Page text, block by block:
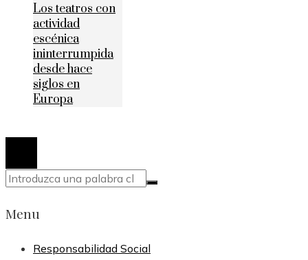
Los teatros con
actividad
escénica
ininterrumpida
desde hace
siglos en
Europa
Menu
Responsabilidad Social